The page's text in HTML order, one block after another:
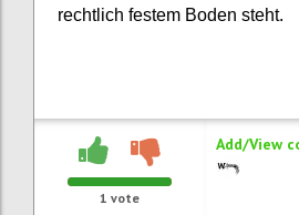
rechtlich festem Boden steht.
1 vote
Add/View